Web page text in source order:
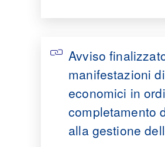
Avviso
manifestazioni
economici in
completamento
alla gestione